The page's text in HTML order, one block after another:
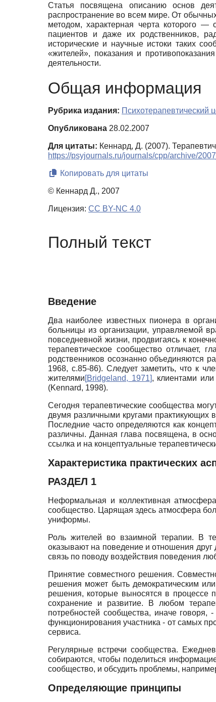
Статья посвящена описанию основ
распространение во всем мире. От
методом, характерная черта которого
пациентов и даже их родственников,
исторические и научные истоки таких
«жителей», показания и
деятельности.
Общая информация
Рубрика издания: Психотерапевтический
Опубликована 28.02.2007
Для цитаты: Кеннард, Д. (2007).
https://psyjournals.ru/journals/cpp/archive/
Копировать для цитаты
© Кеннард Д., 2007
Лицензия: CC BY-NC 4.0
Полный текст
Введение
Два наиболее известных пионера в
больницы из организации, управляемой
повседневной жизни, продвигаясь к
терапевтическое сообщество
родственников осознанно объединяются
1968, с.85-86). Следует заметить, что к
жителями[Bridgeland, 1971], клиентами
(Kennard, 1998).
Сегодня терапевтические сообщества
двумя различными кругами практикующих
Последние часто определяются как
различны. Данная глава посвящена, в
ссылка и на концептуальные
Характеристика практических
РАЗДЕЛ 1
Неформальная и коллективная
сообщество. Царящая здесь атмосфера
униформы.
Роль жителей во взаимной терапии. В
оказывают на поведение и отношения
связь по поводу воздействия поведения
Принятие совместного решения.
решения может быть демократическим
решения, которые выносятся в процессе
сохранение и развитие. В любом
потребностей сообщества, иначе говоря,
функционирования участника - от самых
сервиса.
Регулярные встречи сообщества.
собираются, чтобы поделиться
сообщество, и обсудить проблемы,
Определяющие принципы